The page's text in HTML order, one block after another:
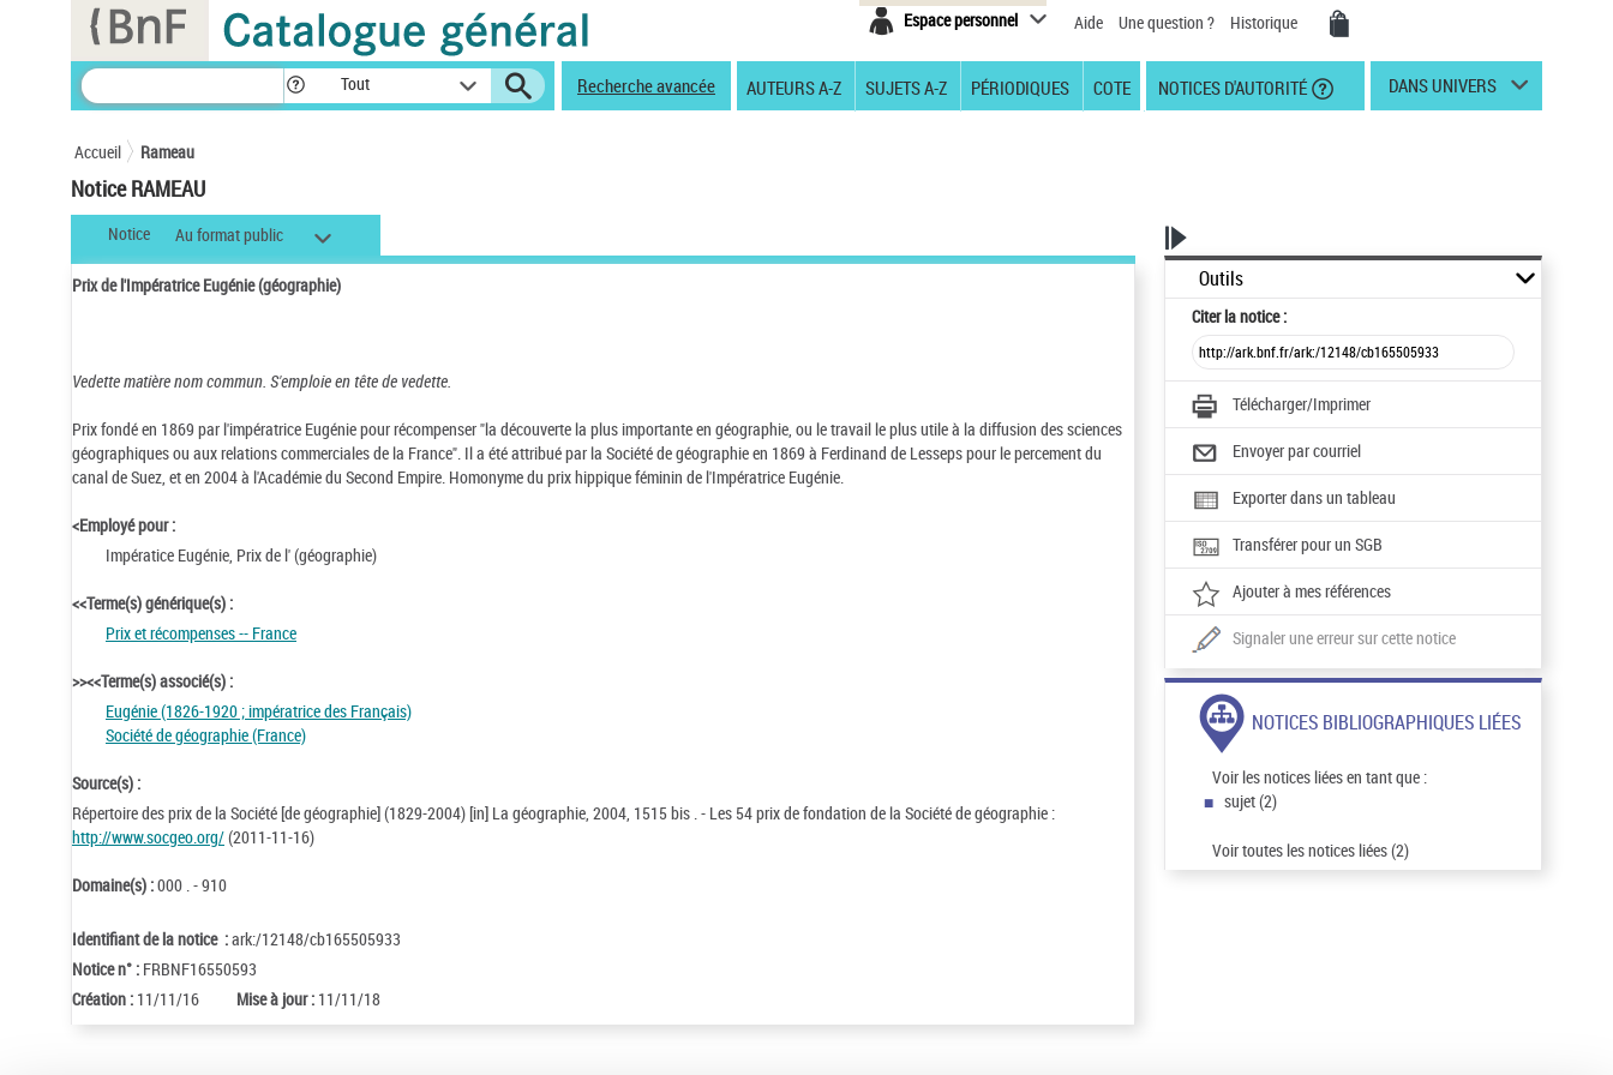
Espace personnel Aide Une question ? Historique
Tout Recherche avancée AUTEURS A-Z SUJETS A-Z PÉRIODIQUES COTE NOTICES D'AUTORITÉ DANS UNIVERS
Accueil Rameau
Notice RAMEAU
Notice Au format public
Prix de l'Impératrice Eugénie (géographie)
Vedette matière nom commun. S'emploie en tête de vedette.
Prix fondé en 1869 par l'impératrice Eugénie pour récompenser "la découverte la plus importante en géographie, ou le travail le plus utile à la diffusion des sciences
géographiques ou aux relations commerciales de la France". Il a été attribué par la Société de géographie en 1869 à Ferdinand de Lesseps pour le percement du
canal de Suez, et en 2004 à l'Académie du Second Empire. Homonyme du prix hippique féminin de l'Impératrice Eugénie.
<Employé pour :
Impératice Eugénie, Prix de l' (géographie)
<<Terme(s) générique(s) :
Prix et récompenses -- France
>><<Terme(s) associé(s) :
Eugénie (1826-1920 ; impératrice des Français)
Société de géographie (France)
Source(s) :
Répertoire des prix de la Société [de géographie] (1829-2004) [in] La géographie, 2004, 1515 bis . - Les 54 prix de fondation de la Société de géographie :
http://www.socgeo.org/(2011-11-16)
Domaine(s) :000 . - 910
Identifiant de la notice :ark:/12148/cb165505933
Notice n° : FRBNF16550593
Création : 11/11/16 Mise à jour : 11/11/18
Outils
Citerla notice :
Télécharger/Imprimer
Envoyer par courriel
Exporter dans un tableau
Transférer pour un SGB
Ajouter à mes références
Signaler une erreur sur cette notice
NOTICES BIBLIOGRAPHIQUES LIÉES
Voir les notices liées en tant que :
sujet (2)
Voir toutes les notices liées (2)
Panneau de gestion des cookies